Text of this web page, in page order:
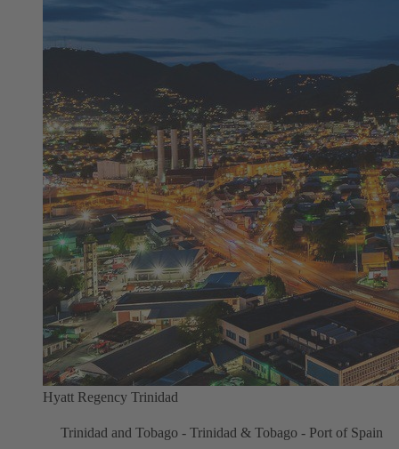
Hyatt Regency Trinidad
Trinidad and Tobago - Trinidad & Tobago - Port of Spain